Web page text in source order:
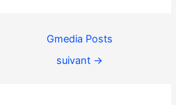
Gmedia Posts
suivant →